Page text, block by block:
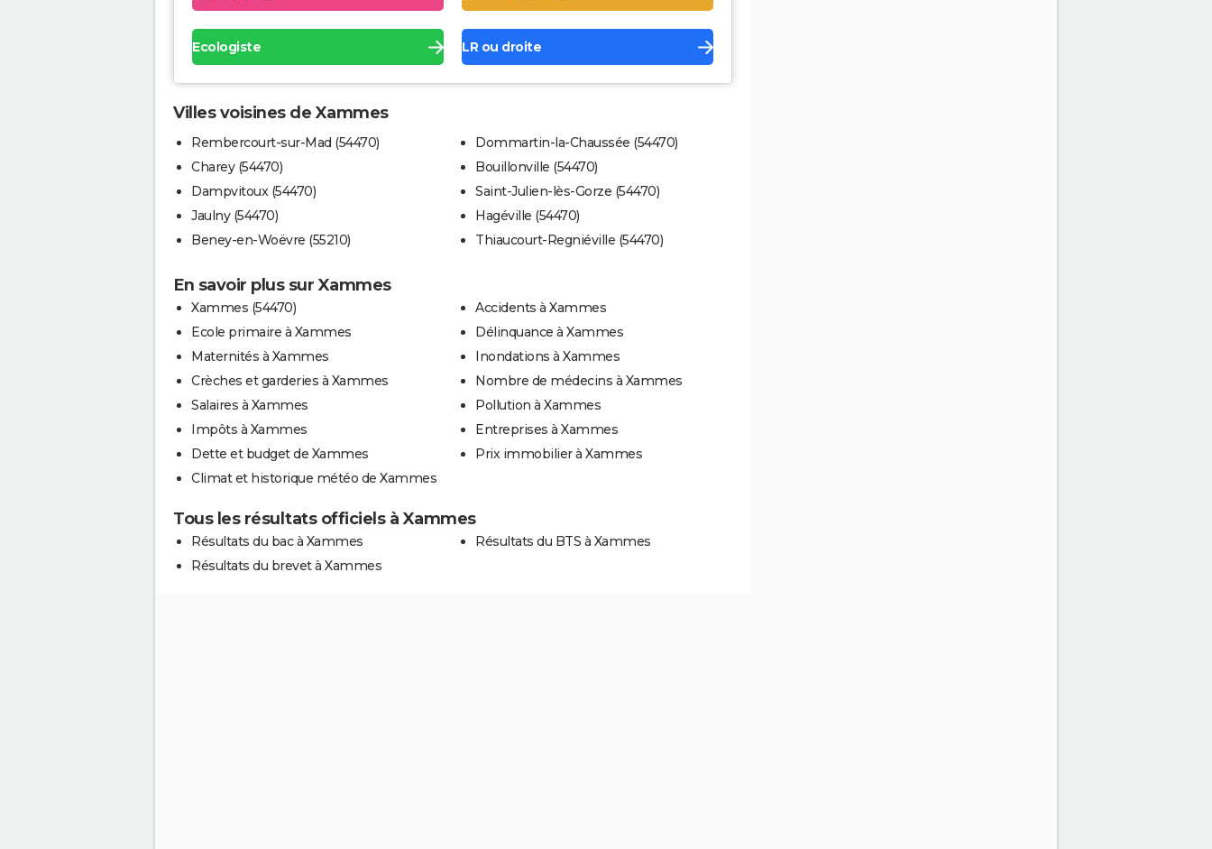
Ecologiste LR ou droite
Villes voisines de Xammes
Rembercourt-sur-Mad (54470)
Charey (54470)
Dampvitoux (54470)
Jaulny (54470)
Beney-en-Woëvre (55210)
Dommartin-la-Chaussée (54470)
Bouillonville (54470)
Saint-Julien-lès-Gorze (54470)
Hagéville (54470)
Thiaucourt-Regniéville (54470)
En savoir plus sur Xammes
Xammes (54470)
Ecole primaire à Xammes
Maternités à Xammes
Crèches et garderies à Xammes
Salaires à Xammes
Impôts à Xammes
Dette et budget de Xammes
Climat et historique météo de Xammes
Accidents à Xammes
Délinquance à Xammes
Inondations à Xammes
Nombre de médecins à Xammes
Pollution à Xammes
Entreprises à Xammes
Prix immobilier à Xammes
Tous les résultats officiels à Xammes
Résultats du bac à Xammes
Résultats du brevet à Xammes
Résultats du BTS à Xammes